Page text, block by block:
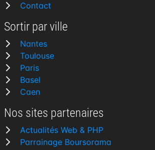
Contact
Sortir par ville
Nantes
Toulouse
Paris
Basel
Caen
Nos sites partenaires
Actualités Web & PHP
Parrainage Boursorama